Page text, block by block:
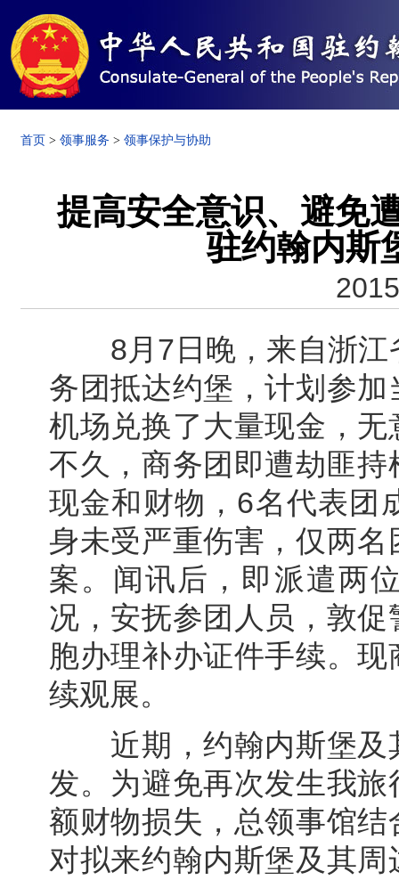
首页 > 领事服务 > 领事保护与协助
提高安全意识、避免
驻约翰内斯
8月7日晚，来自浙江
务团抵达约堡，计划参
机场兑换了大量现金，
不久，商务团即遭劫匪
现金和财物，6名代表团
身未受严重伤害，仅两
案。闻讯后，即派遣两
况，安抚参团人员，敦
胞办理补办证件手续。
续观展。
近期，约翰内斯堡及
发。为避免再次发生我
额财物损失，总领事馆
对拟来约翰内斯堡及其